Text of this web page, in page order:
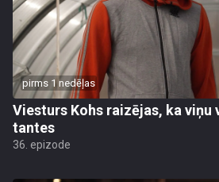
pirms 1 nedēļas
Viesturs Kohs raizējas, ka
tantes
36. epizode